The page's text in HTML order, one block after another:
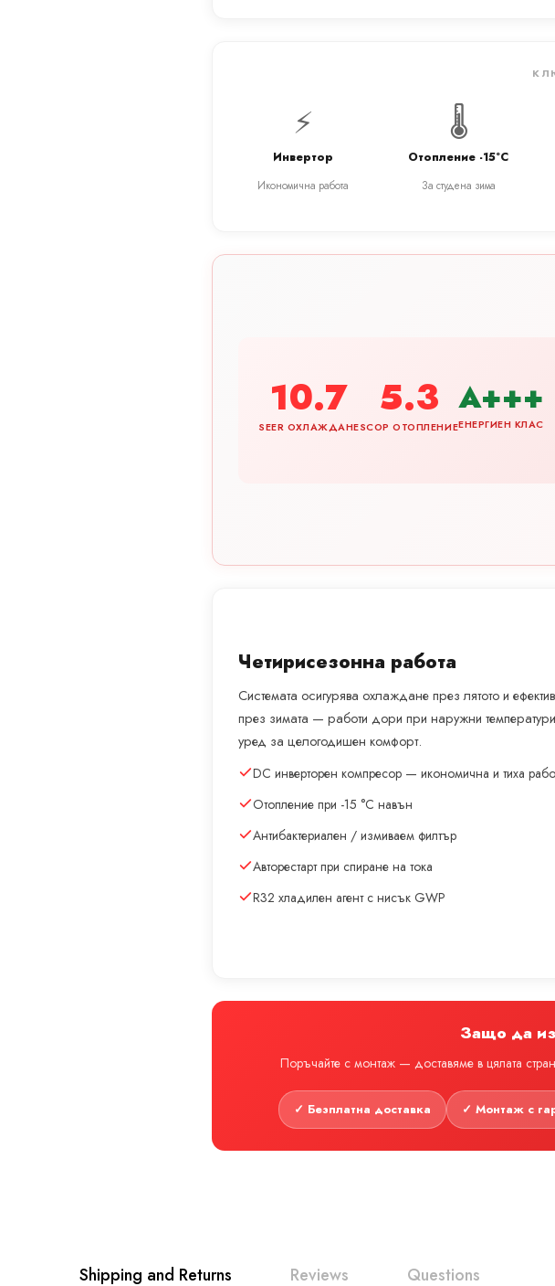
⚡
Инвертор
Икономична работа
🌡️
Отопление -15°C
За студена зима
10.7
SEER ОХЛАЖДАНЕ
5.3
SCOP ОТОПЛЕНИЕ
A+++
ЕНЕРГИЕН КЛАС
Четирисезонна работа
Системата осигурява охлаждане през лятото и
през зимата — работи дори при наружни
уред за целогодишен комфорт.
DC инверторен компресор — икономична и тиха
Отопление при -15 °C навън
Антибактериален / измиваем филтър
Авторестарт при спиране на тока
R32 хладилен агент с нисък GWP
Защо да
Поръчайте с монтаж — доставяме в цялата
✓ Безплатна доставка ✓ Монтаж с
Shipping and Returns Reviews Questions